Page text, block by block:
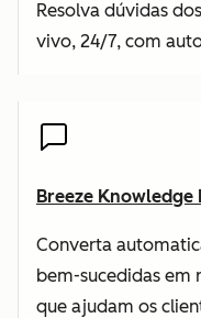
Resolva dúvidas
vivo, 24/7, com
Breeze Knowledge
Converta
bem-sucedidas em
que ajudam os